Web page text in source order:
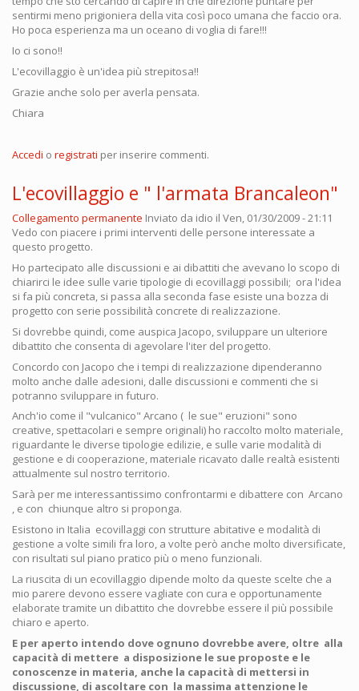
sentirmi meno prigioniera della vita così poco umana che faccio ora.
Ho poca esperienza ma un oceano di voglia di fare!!!
Io ci sono!!
L'ecovillaggio è un'idea più strepitosa!!
Grazie anche solo per averla pensata.
Chiara
Accedi o registrati per inserire commenti.
L'ecovillaggio e " l'armata Brancaleon"
Collegamento permanente Inviato da idio il Ven, 01/30/2009 - 21:11
Vedo con piacere i primi interventi delle persone interessate a
questo progetto.
Ho partecipato alle discussioni e ai dibattiti che avevano lo scopo di
chiarirci le idee sulle varie tipologie di ecovillaggi possibili; ora l'idea
si fa più concreta, si passa alla seconda fase esiste una bozza di
progetto con serie possibilità concrete di realizzazione.
Si dovrebbe quindi, come auspica Jacopo, sviluppare un ulteriore
dibattito che consenta di agevolare l'iter del progetto.
Concordo con Jacopo che i tempi di realizzazione dipenderanno
molto anche dalle adesioni, dalle discussioni e commenti che si
potranno sviluppare in futuro.
Anch'io come il "vulcanico" Arcano ( le sue" eruzioni" sono
creative, spettacolari e sempre originali) ho raccolto molto materiale,
riguardante le diverse tipologie edilizie, e sulle varie modalità di
gestione e di cooperazione, materiale ricavato dalle realtà esistenti
attualmente sul nostro territorio.
Sarà per me interessantissimo confrontarmi e dibattere con Arcano
, e con chiunque altro si proponga.
Esistono in Italia ecovillaggi con strutture abitative e modalità di
gestione a volte simili fra loro, a volte però anche molto diversificate,
con risultati sul piano pratico più o meno funzionali.
La riuscita di un ecovillaggio dipende molto da queste scelte che a
mio parere devono essere vagliate con cura e opportunamente
elaborate tramite un dibattito che dovrebbe essere il più possibile
chiaro e aperto.
E per aperto intendo dove ognuno dovrebbe avere, oltre alla
capacità di mettere a disposizione le sue proposte e le
conoscenze in materia, anche la capacità di mettersi in
discussione, di ascoltare con la massima attenzione le